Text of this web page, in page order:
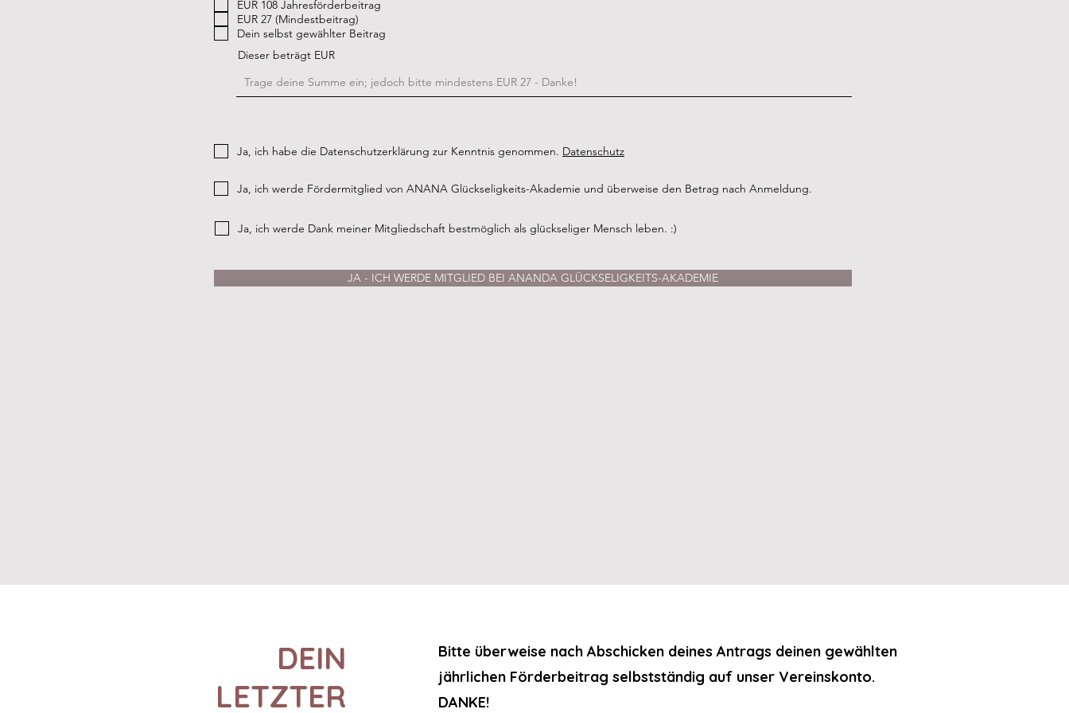
EUR 108 Jahresförderbeitrag
EUR 27 (Mindestbeitrag)
Dein selbst gewählter Beitrag
Dieser beträgt EUR
Ja, ich habe die Datenschutzerklärung zur Kenntnis genommen. Datenschutz
Ja, ich werde Fördermitglied von ANANA Glückseligkeits-Akademie und überweise den Betrag nach Anmeldung.
Ja, ich werde Dank meiner Mitgliedschaft bestmöglich als glückseliger Mensch leben. :)
JA - ICH WERDE MITGLIED BEI ANANDA GLÜCKSELIGKEITS-AKADEMIE
DEIN
LETZTER
Bitte überweise nach Abschicken deines Antrags deinen gewählten
jährlichen Förderbeitrag selbstständig auf unser Vereinskonto.
DANKE!